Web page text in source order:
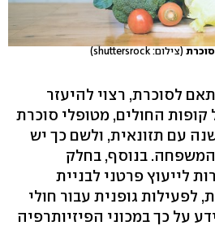
(צילום: shuttersrock)
לסוכרת, רצוי להיעזר
קופות החולים, מטופלי סוכרת
בשנה עם תזונאית, ולשם כך יש
בנוסף, בחלק
לייעוץ פרטני לבניית
לפעילות גופנית עבור חולי
על כך במכוני הפיזיותרפיה